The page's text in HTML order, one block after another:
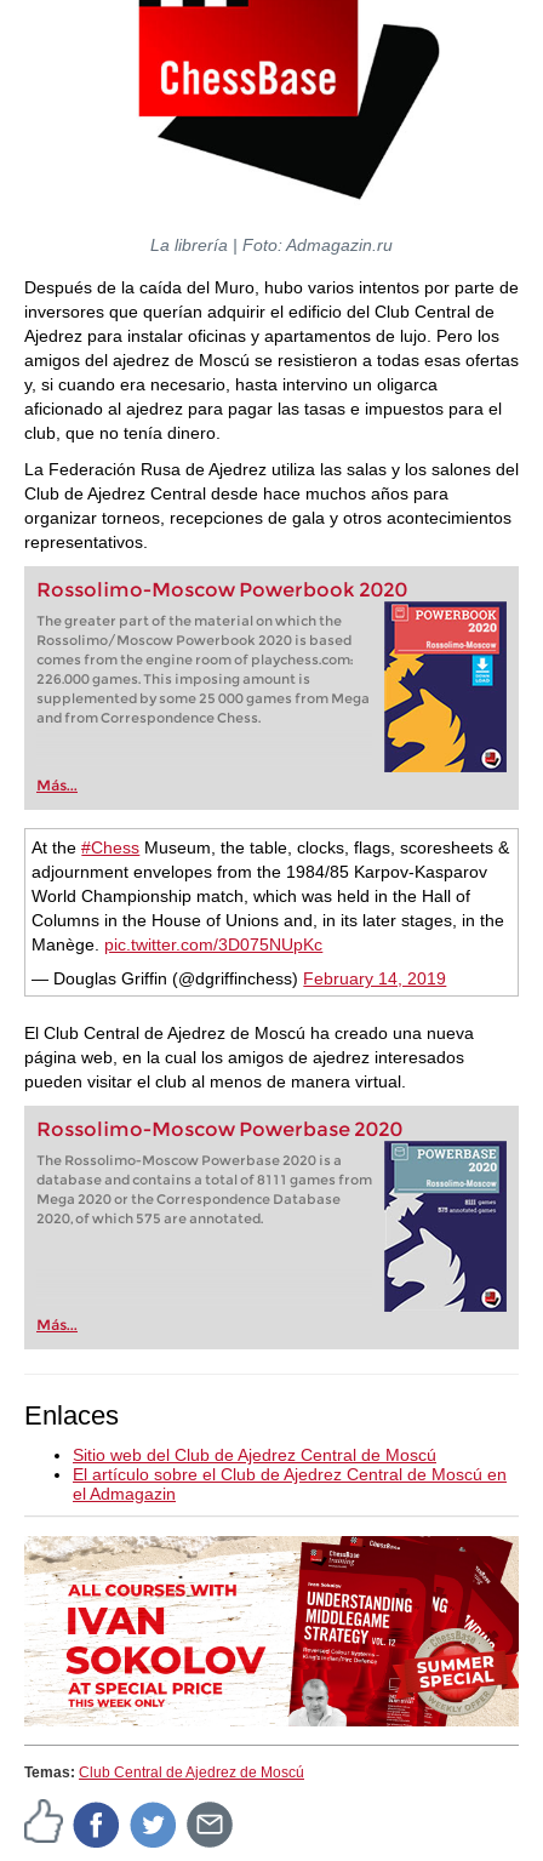
La librería | Foto: Admagazin.ru
Después de la caída del Muro, hubo varios intentos por parte de
inversores que querían adquirir el edificio del Club Central de
Ajedrez para instalar oficinas y apartamentos de lujo. Pero los
amigos del ajedrez de Moscú se resistieron a todas esas ofertas
y, si cuando era necesario, hasta intervino un oligarca
aficionado al ajedrez para pagar las tasas e impuestos para el
club, que no tenía dinero.
La Federación Rusa de Ajedrez utiliza las salas y los salones del
Club de Ajedrez Central desde hace muchos años para
organizar torneos, recepciones de gala y otros acontecimientos
representativos.
Rossolimo-Moscow Powerbook 2020
The greater part of the material on which the
Rossolimo/Moscow Powerbook 2020 is based
comes from the engine room of playchess.com:
226.000 games. This imposing amount is
supplemented by some 25 000 games from Mega
and from Correspondence Chess.
Más...
At the#Chess Museum, the table, clocks, flags, scoresheets &
adjournment envelopes from the 1984/85 Karpov-Kasparov
World Championship match, which was held in the Hall of
Columns in the House of Unions and, in its later stages, in the
Manège. pic.twitter.com/3D075NUpKc
— Douglas Griffin (@dgriffinchess) February 14, 2019
El Club Central de Ajedrez de Moscú ha creado una nueva
página web, en la cual los amigos de ajedrez interesados
pueden visitar el club al menos de manera virtual.
Rossolimo-Moscow Powerbase 2020
The Rossolimo-Moscow Powerbase 2020 is a
database and contains a total of 8111 games from
Mega 2020 or the Correspondence Database
2020, of which 575 are annotated.
Más...
Enlaces
Sitio web del Club de Ajedrez Central de Moscú
El artículo sobre el Club de Ajedrez Central de Moscú en
el Admagazin
Temas: Club Central de Ajedrez de Moscú